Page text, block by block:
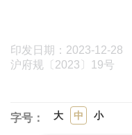
印发日期：2023-12-28
沪府规〔2023〕19号
字号： 大 中 小